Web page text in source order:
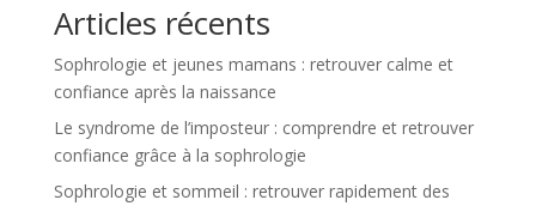
Articles récents
Sophrologie et jeunes mamans : retrouver calme et
confiance après la naissance
Le syndrome de l’imposteur : comprendre et retrouver
confiance grâce à la sophrologie
Sophrologie et sommeil : retrouver rapidement des